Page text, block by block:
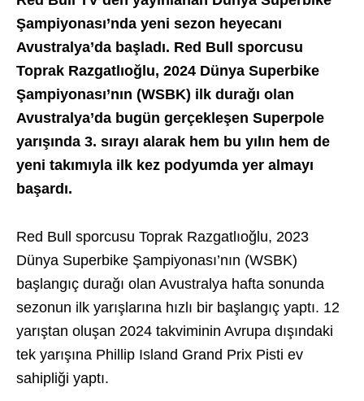
Şampiyonası’nda yeni sezon heyecanı
Avustralya’da başladı. Red Bull sporcusu
Toprak Razgatlıoğlu, 2024 Dünya Superbike
Şampiyonası’nın (WSBK) ilk durağı olan
Avustralya’da bugün gerçekleşen Superpole
yarışında 3. sırayı alarak hem bu yılın hem de
yeni takımıyla ilk kez podyumda yer almayı
başardı.
Red Bull sporcusu Toprak Razgatlıoğlu, 2023
Dünya Superbike Şampiyonası’nın (WSBK)
başlangıç durağı olan Avustralya hafta sonunda
sezonun ilk yarışlarına hızlı bir başlangıç yaptı. 12
yarıştan oluşan 2024 takviminin Avrupa dışındaki
tek yarışına Phillip Island Grand Prix Pisti ev
sahipliği yaptı.